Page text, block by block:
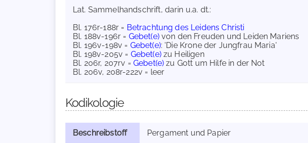
Lat. Sammelhandschrift, darin u.a. dt.:
Bl. 176r-188r = Betrachtung des Leidens Christi
Bl. 188v-196r = Gebet(e)von den Freuden und Leiden Mariens
Bl. 196v-198v = Gebet(e): 'Die Krone der Jungfrau Maria'
Bl. 198v-205v = Gebet(e)zu Heiligen
Bl. 206r, 207rv = Gebet(e) zu Gott um Hilfe in der Not
Bl. 206v, 208r-222v = leer
Kodikologie
Beschreibstoff Pergament und Papier